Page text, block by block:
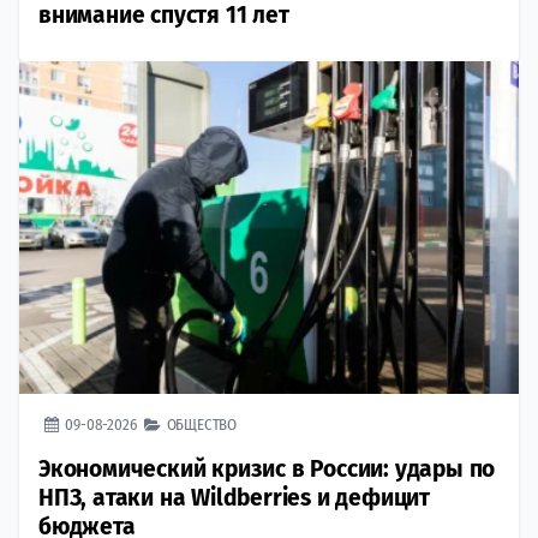
внимание спустя 11 лет
09-08-2026 ОБЩЕСТВО
Экономический кризис в России: удары по
НПЗ, атаки на Wildberries и дефицит
бюджета